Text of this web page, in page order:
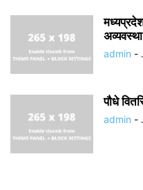
admin -
पौधे
admin -